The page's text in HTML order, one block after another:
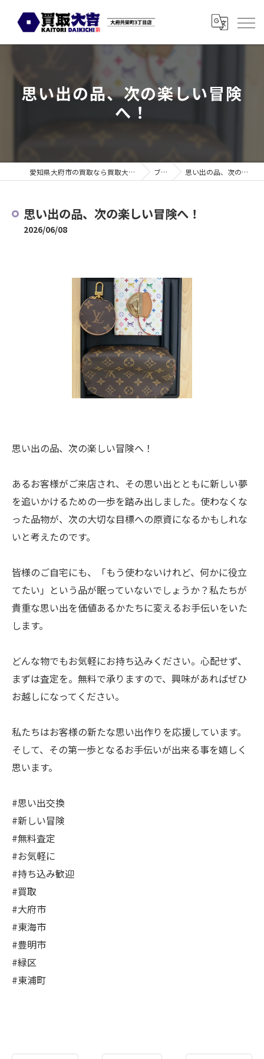
思い出の品、次の楽しい冒険
へ！
愛知県大府市の買取なら買取大吉 大府共栄町3丁目店 ブログ 思い出の品、次の楽しい冒険へ！
思い出の品、次の楽しい冒険へ！
2026/06/08
思い出の品、次の楽しい冒険へ！
あるお客様がご来店され、その思い出とともに新しい夢
を追いかけるための一歩を踏み出しました。使わなくな
った品物が、次の大切な目標への原資になるかもしれな
いと考えたのです。
皆様のご自宅にも、「もう使わないけれど、何かに役立
てたい」という品が眠っていないでしょうか？私たちが
貴重な思い出を価値あるかたちに変えるお手伝いをいた
します。
どんな物でもお気軽にお持ち込みください。心配せず、
まずは査定を。無料で承りますので、興味があればぜひ
お越しになってください。
私たちはお客様の新たな思い出作りを応援しています。
そして、その第一歩となるお手伝いが出来る事を嬉しく
思います。
#思い出交換
#新しい冒険
#無料査定
#お気軽に
#持ち込み歓迎
#買取
#大府市
#東海市
#豊明市
#緑区
#東浦町